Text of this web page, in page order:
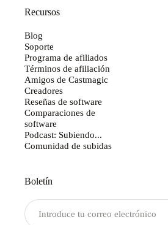
Recursos
Blog
Soporte
Programa de afiliados
Términos de afiliación
Amigos de Castmagic
Creadores
Reseñas de software
Comparaciones de
software
Podcast: Subiendo...
Comunidad de subidas
Boletín